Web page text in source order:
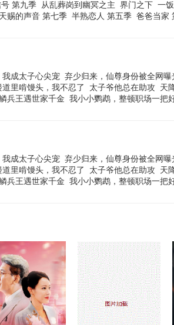
第九季 从乱葬岗到幽冥之主 界门之下 一
天赐的声音 第七季 半熟恋人 第五季 爸爸当家
成太子心尖宠 弃少归来，仙尊身份被全网曝
里啃馒头，我不忍了 太子爷他总在助攻 天
兵王遇世家千金 我小小鹦鹉，整顿职场一把
成太子心尖宠 弃少归来，仙尊身份被全网曝
里啃馒头，我不忍了 太子爷他总在助攻 天
兵王遇世家千金 我小小鹦鹉，整顿职场一把